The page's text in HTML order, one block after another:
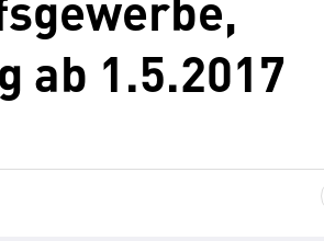
ab 1.5.2017